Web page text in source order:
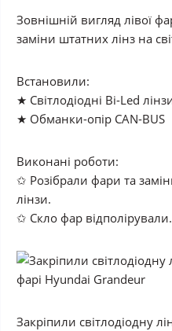
Зовнішній вигляд лівої
заміни штатних лінз на
Встановили:
★ Світлодіодні Bi-Led
★ Обманки-опір CAN-BUS
Виконані роботи:
✩ Розібрали фари та
лінзи.
✩ Скло фар відполірували.
Закріпили світлодіодну